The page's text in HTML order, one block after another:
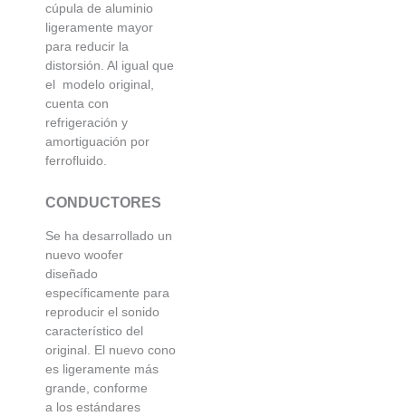
cúpula de aluminio
ligeramente mayor
para reducir la
distorsión. Al igual que
el modelo original,
cuenta con
refrigeración y
amortiguación por
ferrofluido.
CONDUCTORES
Se ha desarrollado un
nuevo woofer
diseñado
específicamente para
reproducir el sonido
característico del
original. El nuevo cono
es ligeramente más
grande, conforme
a los estándares